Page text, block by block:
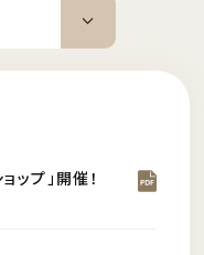
ップ」開催！